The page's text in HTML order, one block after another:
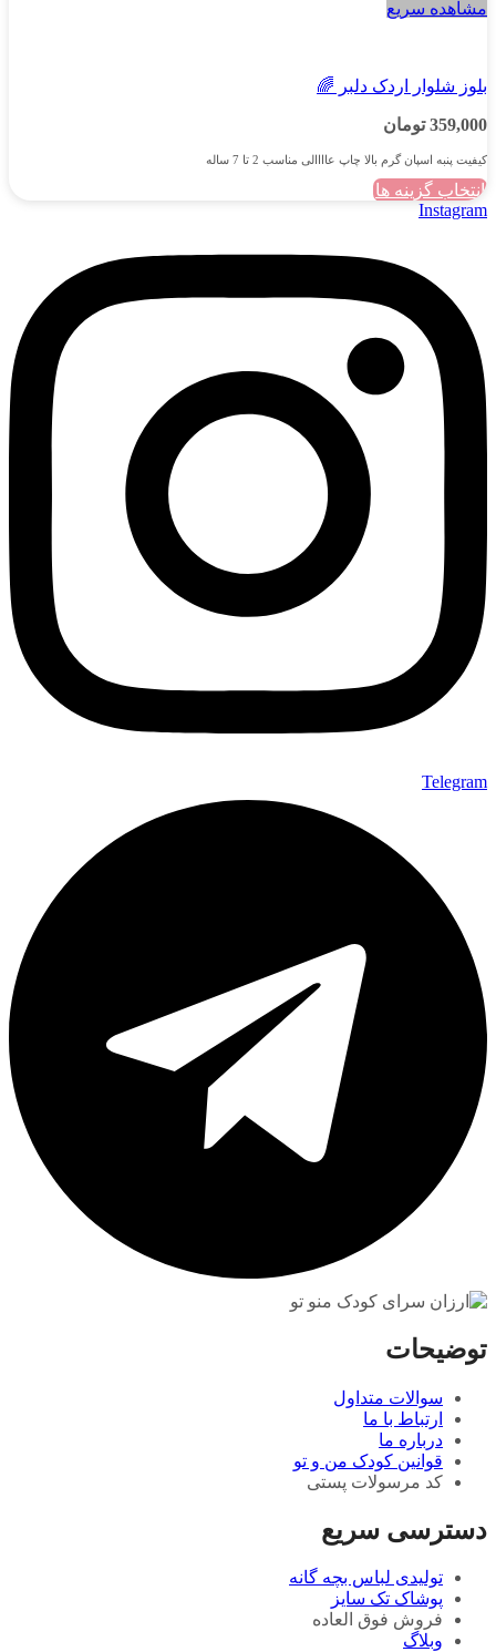
مشاهده سریع
بلوز شلوار اردک دلبر 🌈
359,000 تومان
کیفیت پنبه اسپان گرم بالا چاپ عاااالی مناسب 2 تا 7 ساله
انتخاب گزینه ها
این
مختلفی
می
باشد.
گزینه
ها
ممکن
است
در
محصول
Instagram
Telegram
توضیحات
سوالات متداول
ارتباط با ما
درباره ما
قوانین کودک من و تو
کد مرسولات پستی
دسترسی سریع
تولیدی لباس بچه گانه
پوشاک تک سایز
فروش فوق العاده
وبلاگ